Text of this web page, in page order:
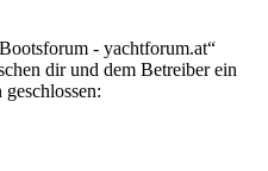
- yachtforum.at“
dir und dem Betreiber ein